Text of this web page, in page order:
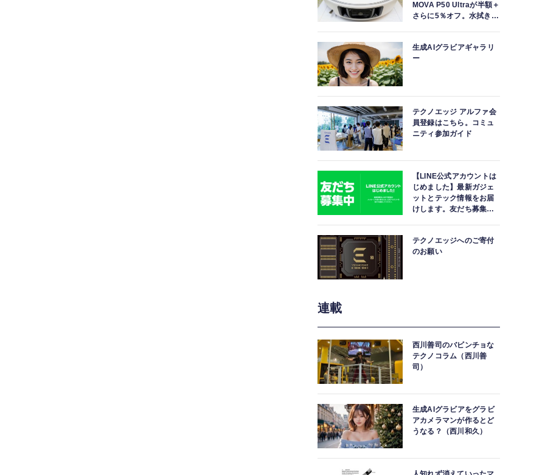
MOVA P50 Ultraが半額＋
さらに5％オフ。水拭きモ
生成AIグラビアギャラリ
ー
テクノエッジ アルファ会
員登録はこちら。コミュ
ニティ参加ガイド
【LINE公式アカウントは
じめました】最新ガジェ
ットとテック情報をお届
けします。友だち募集
テクノエッジへのご寄付
のお願い
連載
西川善司のバビンチョな
テクノコラム（西川善
司）
生成AIグラビアをグラビ
アカメラマンが作るとど
うなる？（西川和久）